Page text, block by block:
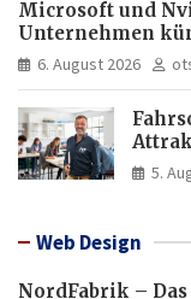
Microsoft und
Unternehmen
läuft und was
6. August 2026
5.
Web Design
NordFabrik –